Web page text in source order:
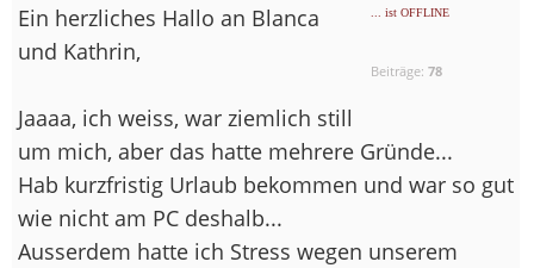
... ist OFFLINE
Beiträge:78
Ein herzliches Hallo an Blanca
und Kathrin,
Jaaaa, ich weiss, war ziemlich still
um mich, aber das hatte mehrere Gründe...
Hab kurzfristig Urlaub bekommen und war so gut
wie nicht am PC deshalb...
Ausserdem hatte ich Stress wegen unserem